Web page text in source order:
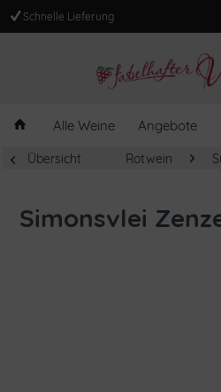
Schnelle Lieferung
Alle Weine Angebote
Übersicht Rotwein
Simonsvlei